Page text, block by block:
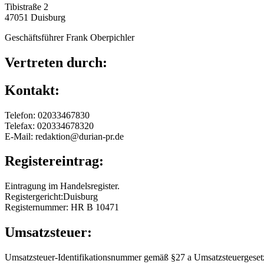
Tibistraße 2
47051 Duisburg
Geschäftsführer Frank Oberpichler
Vertreten durch:
Kontakt:
Telefon: 02033467830
Telefax: 020334678320
E-Mail: redaktion@durian-pr.de
Registereintrag:
Eintragung im Handelsregister.
Registergericht:Duisburg
Registernummer: HR B 10471
Umsatzsteuer:
Umsatzsteuer-Identifikationsnummer gemäß §27 a